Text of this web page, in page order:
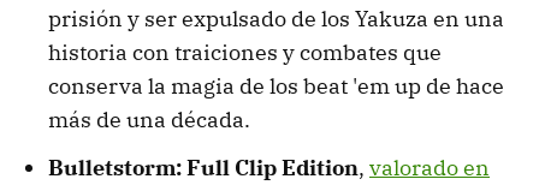
prisión y ser expulsado de los Yakuza en una
historia con traiciones y combates que
conserva la magia de los beat 'em up de hace
más de una década.
Bulletstorm: Full Clip Edition, valorado en